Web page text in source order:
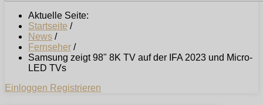
Aktuelle Seite:
Startseite /
News /
Fernseher /
Samsung zeigt 98" 8K TV auf der IFA 2023 und Micro-
LED TVs
Einloggen Registrieren